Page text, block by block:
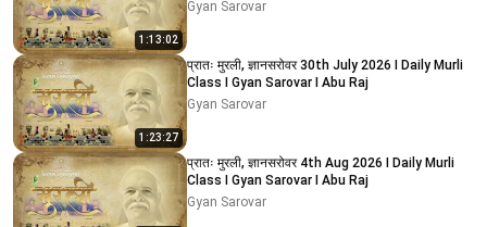
1:13:02
Gyan Sarovar
1:23:27
प्रातः मुरली, ज्ञानसरोवर 30th July 2026 I Daily Murli
Class I Gyan Sarovar I Abu Raj
Gyan Sarovar
प्रातः मुरली, ज्ञानसरोवर 4th Aug 2026 I Daily Murli
Class I Gyan Sarovar I Abu Raj
Gyan Sarovar